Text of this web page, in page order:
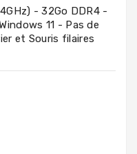
- 32Go DDR4 -
11 - Pas de
et Souris filaires